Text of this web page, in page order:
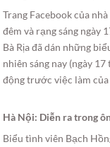
Trang Facebook của
đêm và rạng sáng ngày
Bà Rịa đã dán những
nhiên sáng nay (ngày
động trước việc làm của
Hà Nội: Diễn ra trong
Biểu tình viên Bạch